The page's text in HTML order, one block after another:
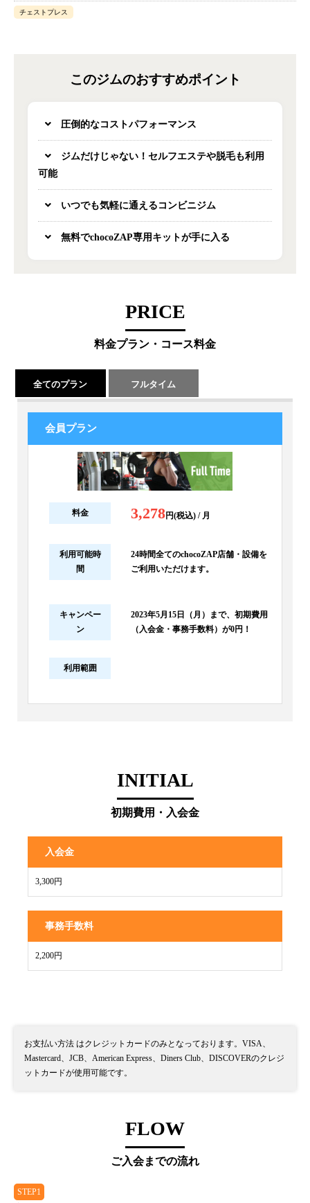
チェストプレス
このジムのおすすめポイント
圧倒的なコストパフォーマンス
ジムだけじゃない！セルフエステや脱毛も利用
可能
いつでも気軽に通えるコンビニジム
無料でchocoZAP専用キットが手に入る
PRICE
料金プラン・コース料金
全てのプラン フルタイム
会員プラン
料金 3,278円(税込) / 月
利用可能時
間
24時間全てのchocoZAP店舗・設備を
ご利用いただけます。
キャンペー
ン
2023年5月15日（月）まで、初期費用
（入会金・事務手数料）が0円！
利用範囲
INITIAL
初期費用・入会金
入会金
3,300円
事務手数料
2,200円
お支払い方法 はクレジットカードのみとなっております。VISA、
Mastercard、JCB、American Express、Diners Club、DISCOVERのクレジ
ットカードが使用可能です。
FLOW
ご入会までの流れ
STEP1